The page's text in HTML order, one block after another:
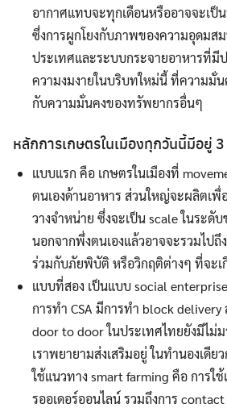
อากาศแทบจะทุกเดือนหรืออาจจะเป็
ซึ่งการผูกโยงกับภาพของความอุดมส
ประเทศและระบบกระจายอาหารที่มี
ความงมงายในบริบทใหม่นี้ ที่ความมั่น
กับความมั่นคงของทรัพยากรอื่นๆ
หลักการเกษตรในเมืองทุกวันนี้มีอยู่
แบบแรก คือ เกษตรในเมืองที่
ตนเองด้านอาหาร ส่วนใหญ่จะผลิตเพื่
วางจำหน่าย ซึ่งจะเป็น scale ในระดั
นอกจากพึ่งตนเองแล้วอาจจะรวมไป
ร่วมกับภัยพิบัติ หรือวิกฤติต่างๆ ที่จะเ
แบบที่สอง เป็นแบบ social
การทำ CSA มีการทำ block
door to door ในประเทศไทยยังมีไม่
เราพยายามส่งเสริมอยู่ ในทำนองเดีย
ใช้แนวทาง smart farming คือ การใช้
รออเดอร์ออนไลน์ รวมถึงการ